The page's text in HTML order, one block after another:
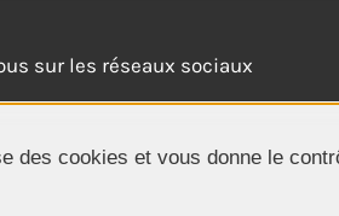
des cookies et vous donne le
sur les réseaux sociaux